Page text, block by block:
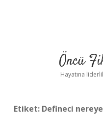
Öncü
Hayatına
Etiket: Defineci